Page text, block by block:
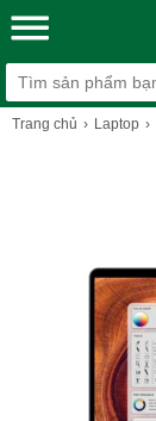
Trang chủ Laptop